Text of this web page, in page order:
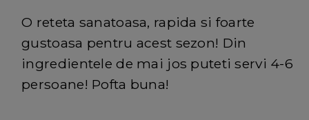
O reteta sanatoasa, rapida si foarte
gustoasa pentru acest sezon! Din
ingredientele de mai jos puteti servi 4-6
persoane! Pofta buna!